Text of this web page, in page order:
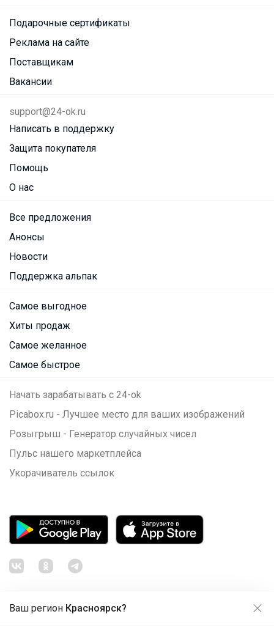
Ваш регион Красноярск?
Подарочные сертификаты
Реклама на сайте
Поставщикам
Вакансии
support@24-ok.ru
Написать в поддержку
Защита покупателя
Помощь
О нас
Все предложения
Анонсы
Новости
Поддержка альпак
Самое выгодное
Хиты продаж
Самое желанное
Самое быстрое
Начать зарабатывать с 24-ok
Picabox.ru - Лучшее место для ваших изображений
Розыгрыш - Генератор случайных чисел
Пульс нашего маркетплейса
Укорачиватель ссылок
Продолжая использовать этот сайт и нажимая кнопку